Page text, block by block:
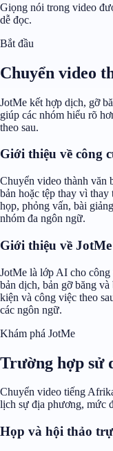
Giọng nói trong video
dễ đọc.
Bắt đầu
Chuyển video
JotMe kết hợp dịch, gỡ
giúp các nhóm hiểu rõ
theo sau.
Giới thiệu về công
Chuyển video thành văn
bản hoặc tệp thay vì
họp, phỏng vấn, bài
nhóm đa ngôn ngữ.
Giới thiệu về JotMe
JotMe là lớp AI cho
bản dịch, bản gỡ băng
kiện và công việc theo
các ngôn ngữ.
Khám phá JotMe
Trường hợp sử
Chuyển video tiếng
lịch sự địa phương, mức
Họp và hội thảo